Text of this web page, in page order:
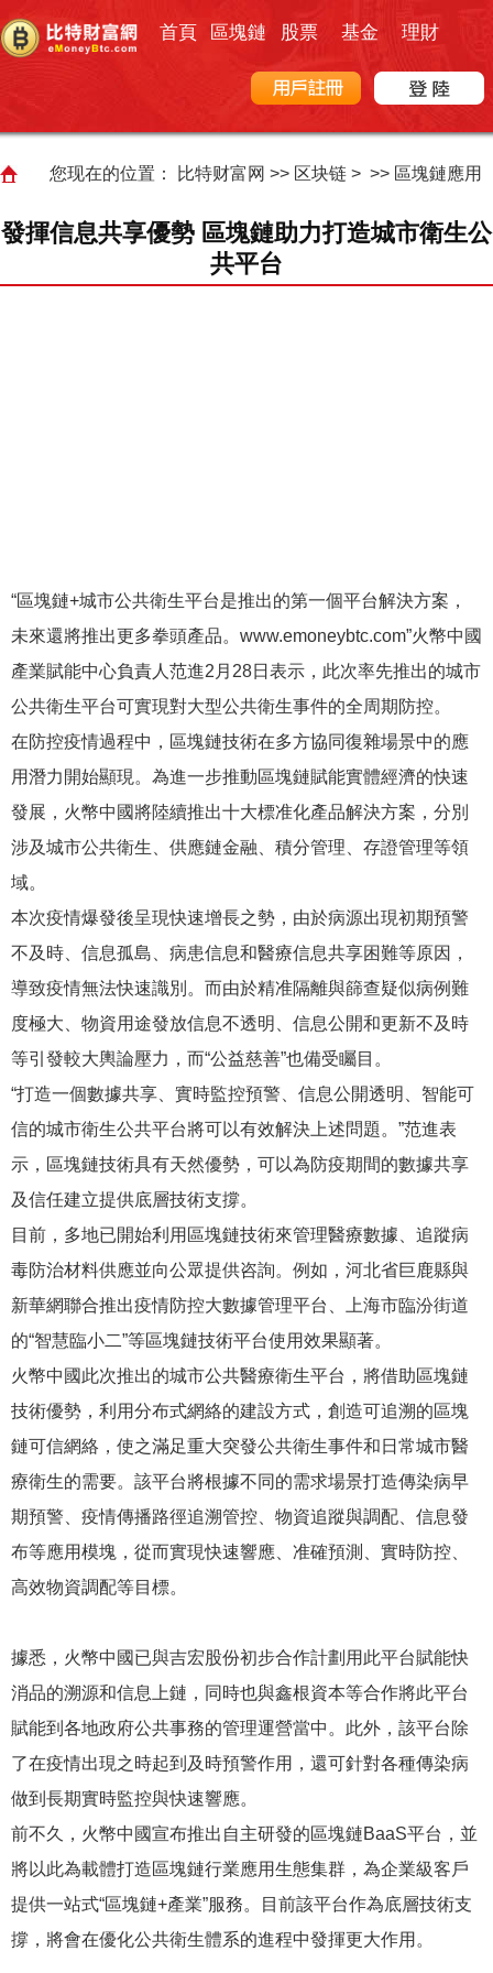
首頁 區塊鏈 股票 基金 理財
您现在的位置： 比特财富网 >> 区块链> >> 區塊鏈應用
發揮信息共享優勢 區塊鏈助力打造城市衛生公
共平台
“區塊鏈+城市公共衛生平台是推出的第一個平台解決方案，
未來還將推出更多拳頭產品。www.emoneybtc.com”火幣中國
產業賦能中心負責人范進2月28日表示，此次率先推出的城市
公共衛生平台可實現對大型公共衛生事件的全周期防控。
在防控疫情過程中，區塊鏈技術在多方協同復雜場景中的應
用潛力開始顯現。為進一步推動區塊鏈賦能實體經濟的快速
發展，火幣中國將陸續推出十大標准化產品解決方案，分別
涉及城市公共衛生、供應鏈金融、積分管理、存證管理等領
域。
本次疫情爆發後呈現快速增長之勢，由於病源出現初期預警
不及時、信息孤島、病患信息和醫療信息共享困難等原因，
導致疫情無法快速識別。而由於精准隔離與篩查疑似病例難
度極大、物資用途發放信息不透明、信息公開和更新不及時
等引發較大輿論壓力，而“公益慈善”也備受矚目。
“打造一個數據共享、實時監控預警、信息公開透明、智能可
信的城市衛生公共平台將可以有效解決上述問題。”范進表
示，區塊鏈技術具有天然優勢，可以為防疫期間的數據共享
及信任建立提供底層技術支撐。
目前，多地已開始利用區塊鏈技術來管理醫療數據、追蹤病
毒防治材料供應並向公眾提供咨詢。例如，河北省巨鹿縣與
新華網聯合推出疫情防控大數據管理平台、上海市臨汾街道
的“智慧臨小二”等區塊鏈技術平台使用效果顯著。
火幣中國此次推出的城市公共醫療衛生平台，將借助區塊鏈
技術優勢，利用分布式網絡的建設方式，創造可追溯的區塊
鏈可信網絡，使之滿足重大突發公共衛生事件和日常城市醫
療衛生的需要。該平台將根據不同的需求場景打造傳染病早
期預警、疫情傳播路徑追溯管控、物資追蹤與調配、信息發
布等應用模塊，從而實現快速響應、准確預測、實時防控、
高效物資調配等目標。
據悉，火幣中國已與吉宏股份初步合作計劃用此平台賦能快
消品的溯源和信息上鏈，同時也與鑫根資本等合作將此平台
賦能到各地政府公共事務的管理運營當中。此外，該平台除
了在疫情出現之時起到及時預警作用，還可針對各種傳染病
做到長期實時監控與快速響應。
前不久，火幣中國宣布推出自主研發的區塊鏈BaaS平台，並
將以此為載體打造區塊鏈行業應用生態集群，為企業級客戶
提供一站式“區塊鏈+產業”服務。目前該平台作為底層技術支
撐，將會在優化公共衛生體系的進程中發揮更大作用。